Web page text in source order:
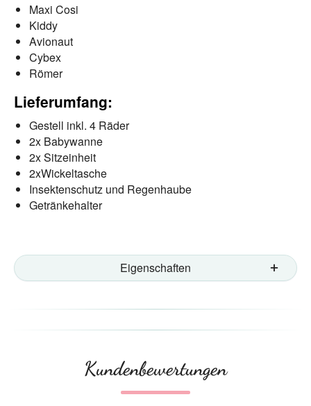
Maxi Cosi
Kiddy
Avionaut
Cybex
Römer
Lieferumfang:
Gestell inkl. 4 Räder
2x Babywanne
2x Sitzeinheit
2xWickeltasche
Insektenschutz und Regenhaube
Getränkehalter
Eigenschaften
Kundenbewertungen